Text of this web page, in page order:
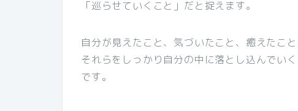
「巡らせていくこと」だと捉えます。
自分が見えたこと、気づいたこと、癒えたこと
それらをしっかり自分の中に落とし込んでい
です。